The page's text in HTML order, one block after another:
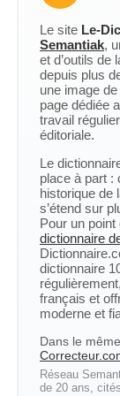
Le site Le-
Semantiak,
et d’outils de
depuis plus
une image
page dédiée
travail
éditoriale.
Le
place à part :
historique de
s’étend sur
Pour un
dictionnaire
dictionnaire
français et
moderne et
Dans le
Réseau
de 20 ans,